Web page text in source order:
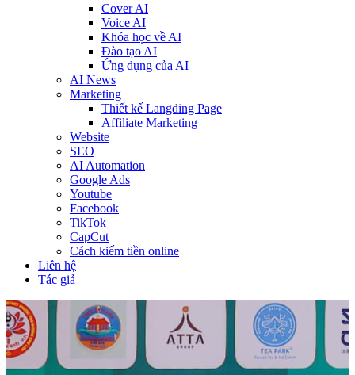
Cover AI
Voice AI
Khóa học về AI
Đào tạo AI
Ứng dụng của AI
AI News
Marketing
Thiết kế Langding Page
Affiliate Marketing
Website
SEO
AI Automation
Google Ads
Youtube
Facebook
TikTok
CapCut
Cách kiếm tiền online
Liên hệ
Tác giả